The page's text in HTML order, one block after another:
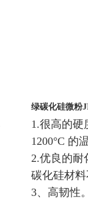
绿碳化硅微粉
1.很高的硬
1200°C 的
2.优良的耐
碳化硅材
3、高韧性